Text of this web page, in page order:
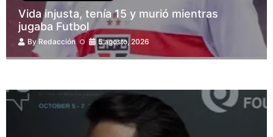
Vida injusta, tenía 15 y murió mientras
jugaba Futbol
ByRedacción 5 agosto, 2026